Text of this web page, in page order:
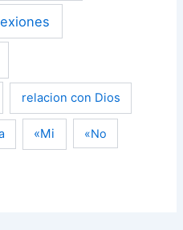
relacion con Dios
«Mi «No